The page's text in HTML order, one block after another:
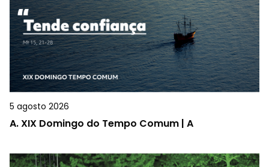
5 agosto 2026
A.XIX Domingo do Tempo Comum | A